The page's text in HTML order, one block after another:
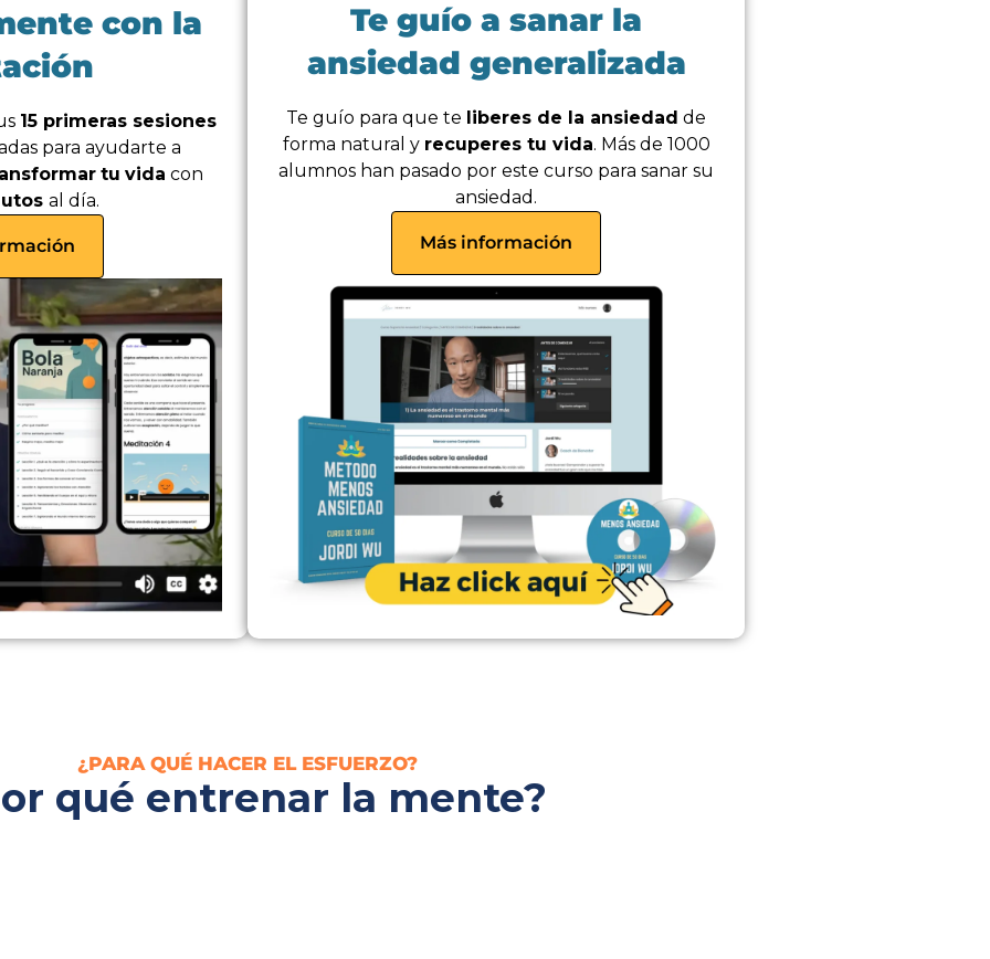
con la
15 primeras sesiones
para ayudarte a
tu vida con
al día.
Te guío a sanar la
ansiedad generalizada
Te guío para que te liberes de la ansiedad de
forma natural y recuperes tu vida. Más de 1000
alumnos han pasado por este curso para sanar su
ansiedad.
Más información
¿PARA QUÉ HACER EL ESFUERZO?
qué entrenar la mente?